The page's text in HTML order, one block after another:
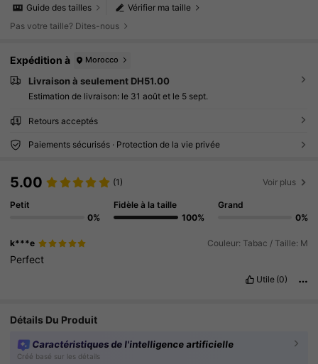
Vérifier ma taille
Guide des tailles
Pas votre taille? Dites-nous
Expédition à Morocco
Livraison à seulement DH51.00
Estimation de livraison: le 31 août et le 5 sept.
Retours acceptés
Paiements sécurisés · Protection de la vie privée
5.00 (1) Voir plus
Petit
0%
Fidèle à la taille
100%
Grand
0%
k***e Couleur: Tabac / Taille: M
Perfect
Utile (0)
Détails Du Produit
Caractéristiques de l'intelligence artificielle
Créé basé sur les détails